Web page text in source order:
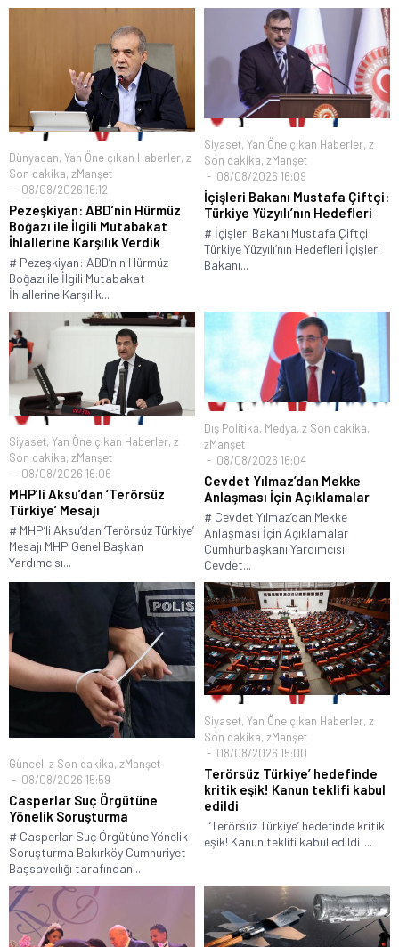
Dünyadan, Yan Öne çıkan Haberler, z
Son dakika, zManşet
08/08/2026 16:12
Pezeşkiyan: ABD’nin Hürmüz
Boğazı ile İlgili Mutabakat
İhlallerine Karşılık Verdik
# Pezeşkiyan: ABD’nin Hürmüz
Boğazı ile İlgili Mutabakat
İhlallerine Karşılık...
Siyaset, Yan Öne çıkan Haberler, z
Son dakika, zManşet
08/08/2026 16:09
İçişleri Bakanı Mustafa Çiftçi:
Türkiye Yüzyılı’nın Hedefleri
# İçişleri Bakanı Mustafa Çiftçi:
Türkiye Yüzyılı’nın Hedefleri İçişleri
Bakanı...
Siyaset, Yan Öne çıkan Haberler, z
Son dakika, zManşet
08/08/2026 16:06
MHP’li Aksu’dan ‘Terörsüz
Türkiye’ Mesajı
# MHP’li Aksu’dan ‘Terörsüz Türkiye’
Mesajı MHP Genel Başkan
Yardımcısı...
Dış Politika, Medya, z Son dakika,
zManşet
08/08/2026 16:04
Cevdet Yılmaz’dan Mekke
Anlaşması İçin Açıklamalar
# Cevdet Yılmaz’dan Mekke
Anlaşması İçin Açıklamalar
Cumhurbaşkanı Yardımcısı
Cevdet...
Güncel, z Son dakika, zManşet
08/08/2026 15:59
Casperlar Suç Örgütüne
Yönelik Soruşturma
# Casperlar Suç Örgütüne Yönelik
Soruşturma Bakırköy Cumhuriyet
Başsavcılığı tarafından...
Siyaset, Yan Öne çıkan Haberler, z
Son dakika, zManşet
08/08/2026 15:00
Terörsüz Türkiye’ hedefinde
kritik eşik! Kanun teklifi kabul
edildi
‘Terörsüz Türkiye’ hedefinde kritik
eşik! Kanun teklifi kabul edildi:...